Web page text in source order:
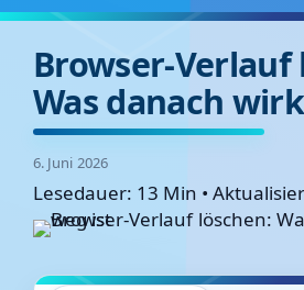
Browser-Verlauf
Was danach
6. Juni 2026
Lesedauer: 13 Min •